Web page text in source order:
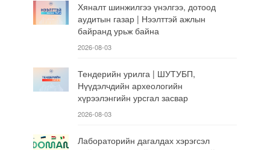
Хяналт шинжилгээ үнэлгээ, дотоод
аудитын газар | Нээлттэй ажлын
байранд урьж байна
2026-08-03
Тендерийн урилга | ШУТУБП,
Нүүдэлчдийн археологийн
хүрээлэнгийн урсгал засвар
2026-08-03
Лабораторийн дагалдах хэрэгсэл